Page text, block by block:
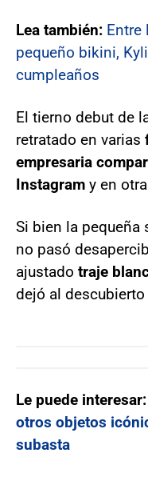
Lea también: Entre
pequeño bikini,
cumpleaños
El tierno debut de
retratado en varias
empresaria
Instagram y en
Si bien la pequeña
no pasó
ajustado traje
dejó al
Le puede interesar:
otros objetos
subasta